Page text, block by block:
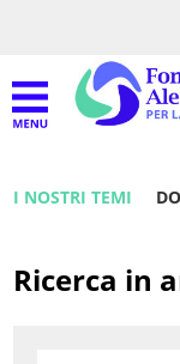
I NOSTRI TEMI
Ricerca in